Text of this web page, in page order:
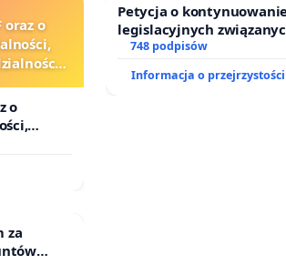
oraz o
o
Petycja o
legislacyjnych
prawa rodzinnego
748 podpisów
Informacja o przejrzystości
za